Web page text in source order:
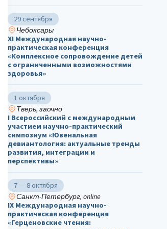
29 сентября
Чебоксары
ХΙ Международная научно-
практическая конференция
«Комплексное сопровождение детей
с ограниченными возможностями
здоровья»
1 октября
Тверь, заочно
I Всероссийский с международным
участием научно-практический
симпозиум «Ювенальная
девиантология: актуальные тренды
развития, интеграции и
перспективы»
7 — 8 октября
Санкт-Петербург, online
IX Международная научно-
практическая конференция
«Герценовские чтения: